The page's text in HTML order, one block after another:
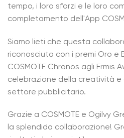
tempo, i loro sforzi e le loro
completamento dell'App
Siamo lieti che questa
riconosciuta con i premi Oro e
COSMOTE Chronos agli Ermis
celebrazione della creatività e
settore pubblicitario.
Grazie a COSMOTE e Ogilvy
la splendida collaborazione!